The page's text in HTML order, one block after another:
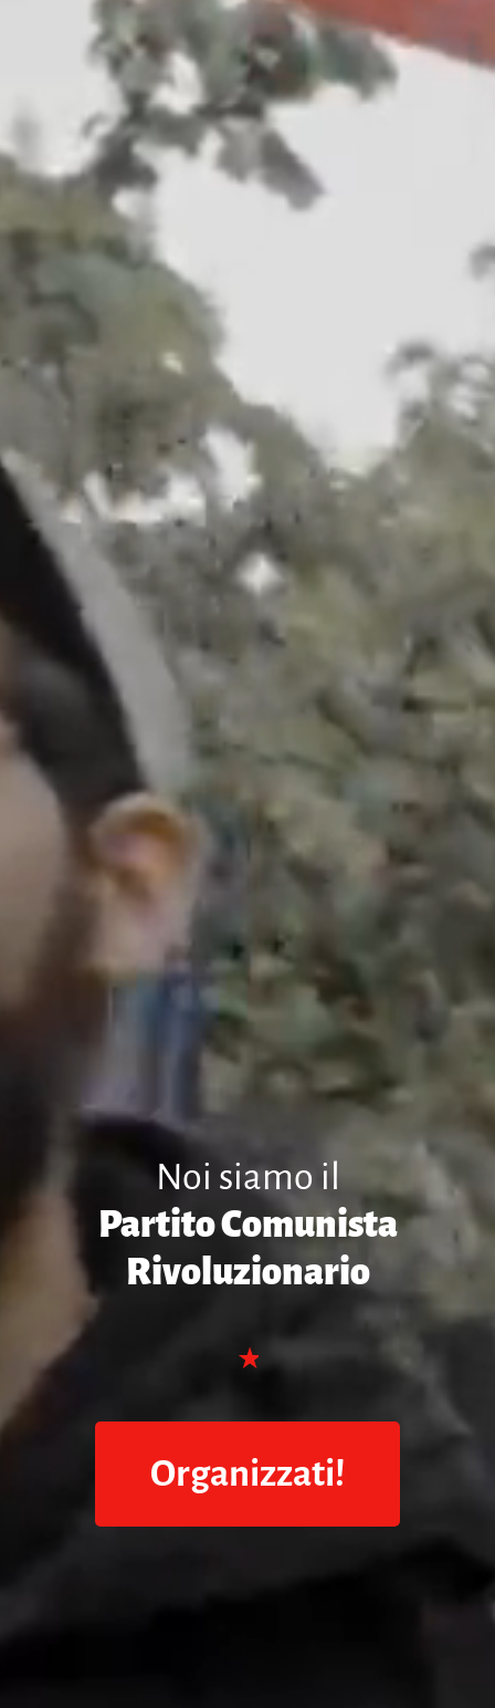
Noi siamo il
Partito Comunista
Rivoluzionario
Organizzati!